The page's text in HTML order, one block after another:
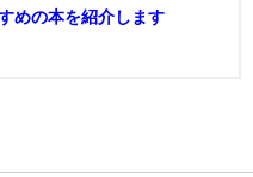
めの本を紹介します